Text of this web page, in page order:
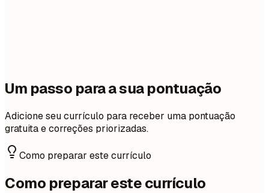
Um passo para a sua pontuação
Adicione seu currículo para receber uma pontuação
gratuita e correções priorizadas.
Como preparar este currículo
Como preparar este currículo